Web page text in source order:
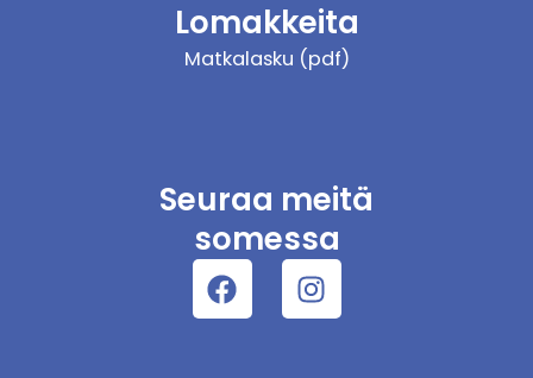
Lomakkeita
Matkalasku (pdf)
Seuraa meitä
somessa
FacebookInstagram